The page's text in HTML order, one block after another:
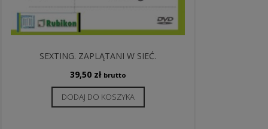
SEXTING. ZAPLĄTANI W SIEĆ.
39,50 zł brutto
DODAJ DO KOSZYKA